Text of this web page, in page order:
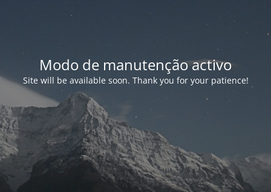
Modo de manutenção activo
Site will be available soon. Thank you for your patience!